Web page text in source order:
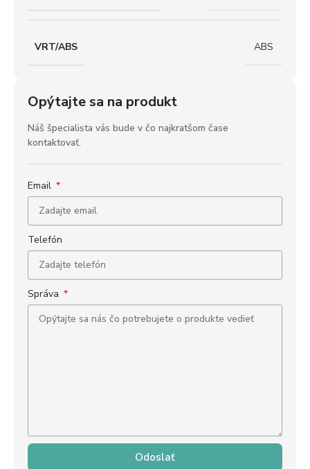
VRT/ABS ABS
Opýtajte sa na produkt
Náš špecialista vás bude v čo najkratšom čase
kontaktovať.
Email
Telefón
Správa
Odoslať